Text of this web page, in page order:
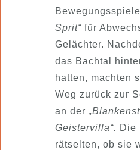
Bewegungsspiele
Sprit“ für
Gelächter.
das Bachtal
hatten, machten
Weg zurück zur
an der
Geistervilla“. Die
rätselten, ob sie